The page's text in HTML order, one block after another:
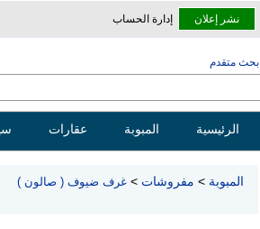
نشر إعلان إدارة الحساب
بحث متقدم
الرئيسية المبوبة عقارات
المبوبة > مفروشات > غرف ضيوف ( صالون )